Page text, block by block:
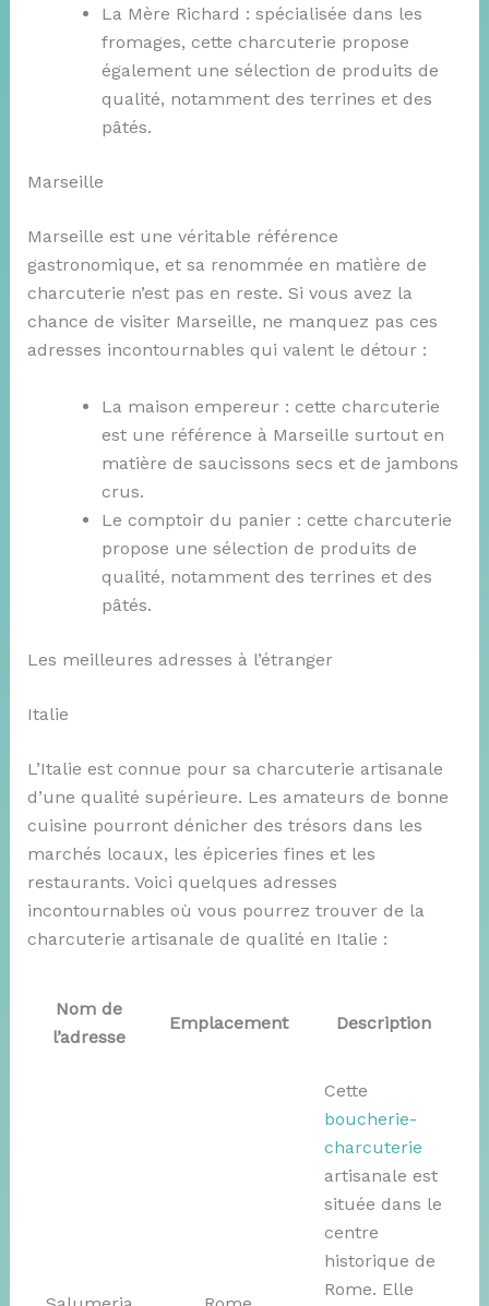
La Mère Richard : spécialisée dans les
fromages, cette charcuterie propose
également une sélection de produits de
qualité, notamment des terrines et des
pâtés.
Marseille
Marseille est une véritable référence
gastronomique, et sa renommée en matière de
charcuterie n’est pas en reste. Si vous avez la
chance de visiter Marseille, ne manquez pas ces
adresses incontournables qui valent le détour :
La maison empereur : cette charcuterie
est une référence à Marseille surtout en
matière de saucissons secs et de jambons
crus.
Le comptoir du panier : cette charcuterie
propose une sélection de produits de
qualité, notamment des terrines et des
pâtés.
Les meilleures adresses à l’étranger
Italie
L’Italie est connue pour sa charcuterie artisanale
d’une qualité supérieure. Les amateurs de bonne
cuisine pourront dénicher des trésors dans les
marchés locaux, les épiceries fines et les
restaurants. Voici quelques adresses
incontournables où vous pourrez trouver de la
charcuterie artisanale de qualité en Italie :
Nom de
l’adresse
Emplacement Description
Cette
boucherie-
charcuterie
artisanale est
située dans le
centre
historique de
Rome. Elle